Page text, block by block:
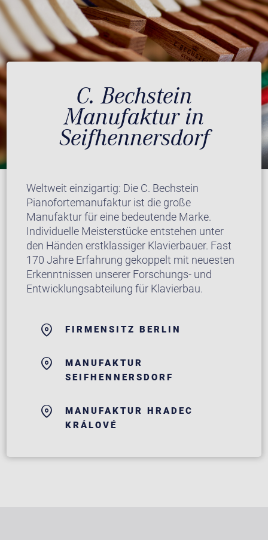
C. Bechstein
Manufaktur in
Seifhennersdorf
Weltweit einzigartig: Die C. Bechstein
Pianofortemanufaktur ist die große
Manufaktur für eine bedeutende Marke.
Individuelle Meisterstücke entstehen unter
den Händen erstklassiger Klavierbauer. Fast
170 Jahre Erfahrung gekoppelt mit neuesten
Erkenntnissen unserer Forschungs- und
Entwicklungsabteilung für Klavierbau.
FIRMENSITZ BERLIN
MANUFAKTUR
SEIFHENNERSDORF
MANUFAKTUR HRADEC
KRÁLOVÉ